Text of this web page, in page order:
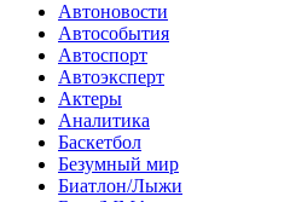
Автоновости
Автособытия
Автоспорт
Автоэксперт
Актеры
Аналитика
Баскетбол
Безумный мир
Биатлон/Лыжи